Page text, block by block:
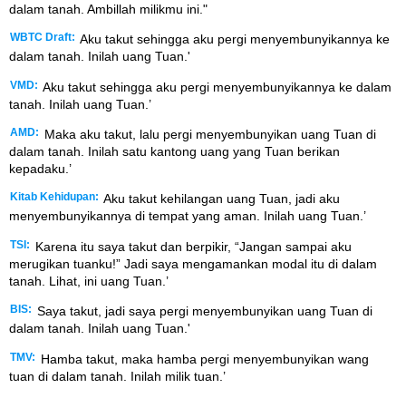
dalam tanah. Ambillah milikmu ini."
WBTC Draft: Aku takut sehingga aku pergi menyembunyikannya ke
dalam tanah. Inilah uang Tuan.'
VMD: Aku takut sehingga aku pergi menyembunyikannya ke dalam
tanah. Inilah uang Tuan.’
AMD:
Maka aku takut, lalu pergi menyembunyikan uang Tuan di
dalam tanah. Inilah satu kantong uang yang Tuan berikan
kepadaku.’
Kitab Kehidupan: Aku takut kehilangan uang Tuan, jadi aku
menyembunyikannya di tempat yang aman. Inilah uang Tuan.’
TSI:
Karena itu saya takut dan berpikir, “Jangan sampai aku
merugikan tuanku!” Jadi saya mengamankan modal itu di dalam
tanah. Lihat, ini uang Tuan.’
BIS: Saya takut, jadi saya pergi menyembunyikan uang Tuan di
dalam tanah. Inilah uang Tuan.'
TMV:
Hamba takut, maka hamba pergi menyembunyikan wang
tuan di dalam tanah. Inilah milik tuan.’